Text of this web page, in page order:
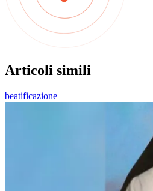
Articoli simili
beatificazione